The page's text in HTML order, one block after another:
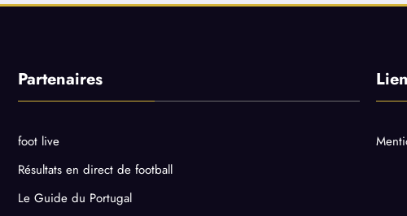
Partenaires
foot live
Résultats en direct de football
Le Guide du Portugal